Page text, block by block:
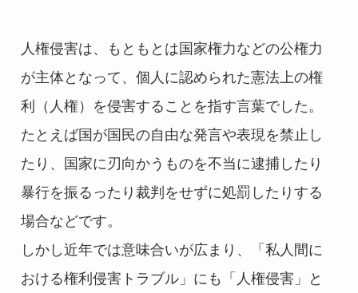
人権侵害は、もともとは国家権力などの公権力
が主体となって、個人に認められた憲法上の権
利（人権）を侵害することを指す言葉でした。
たとえば国が国民の自由な発言や表現を禁止し
たり、国家に刃向かうものを不当に逮捕したり
暴行を振るったり裁判をせずに処罰したりする
場合などです。
しかし近年では意味合いが広まり、「私人間に
おける権利侵害トラブル」にも「人権侵害」と